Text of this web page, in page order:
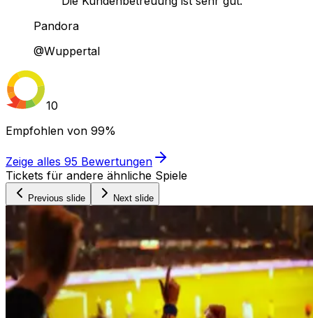
Pandora
@Wuppertal
10
Empfohlen von 99%
Zeige alles 95 Bewertungen
Tickets für andere ähnliche Spiele
Previous slide Next slide